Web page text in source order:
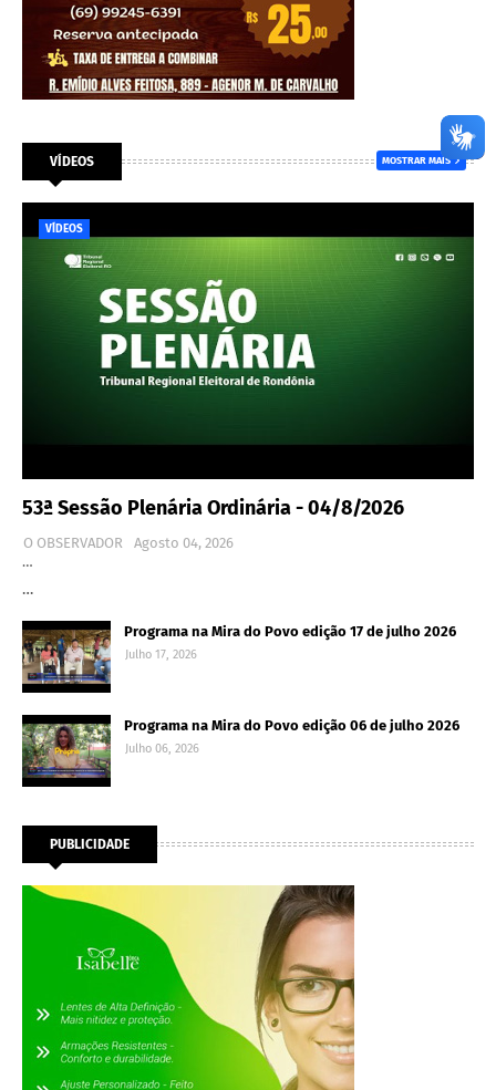
VÍDEOS MOSTRAR MAIS
VÍDEOS
53ª Sessão Plenária Ordinária - 04/8/2026
O OBSERVADOR
Agosto 04, 2026
…
…
Programa na Mira do Povo edição 17 de julho 2026
Julho 17, 2026
Programa na Mira do Povo edição 06 de julho 2026
Julho 06, 2026
PUBLICIDADE